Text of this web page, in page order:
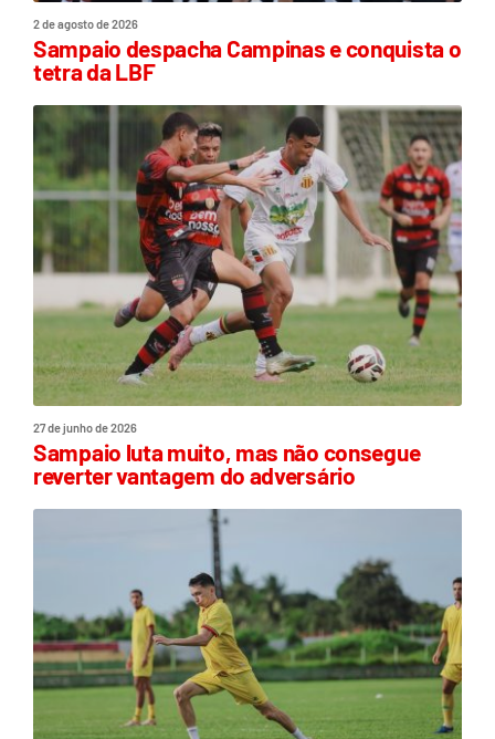
2 de agosto de 2026
Sampaio despacha Campinas e conquista o
tetra da LBF
27 de junho de 2026
Sampaio luta muito, mas não consegue
reverter vantagem do adversário